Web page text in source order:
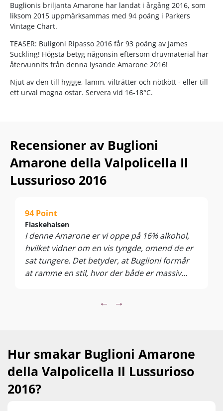
Buglionis briljanta Amarone har landat i årgång 2016, som
liksom 2015 uppmärksammas med 94 poäng i Parkers
Vintage Chart.
TEASER: Buligoni Ripasso 2016 får 93 poäng av James
Suckling! Högsta betyg någonsin eftersom druvmaterial har
återvunnits från denna lysande Amarone 2016!
Njut av den till hygge, lamm, vilträtter och nötkött - eller till
ett urval mogna ostar. Servera vid 16-18°C.
Recensioner av Buglioni
Amarone della Valpolicella Il
Lussurioso 2016
94 Point
Flaskehalsen
I denne Amarone er vi oppe på 16% alkohol,
hvilket vidner om en vis tyngde, omend de er
sat tungere. Det betyder, at Buglioni formår
at ramme en stil, hvor der både er massiv
er kraftfuldt krydret og i det hele taget en
monstruøs og powerfuld omgang. Det er et
godt bevis på, at min fordom i forhold til, at
Amarone er for tunge og voldsomme, bliver
← →
Hur smakar Buglioni Amarone
della Valpolicella Il Lussurioso
2016?